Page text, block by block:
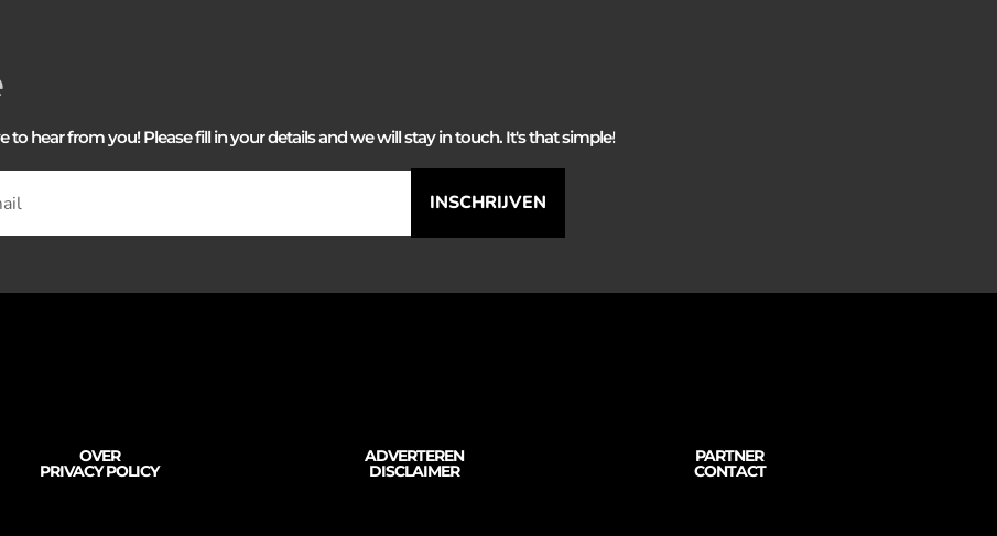
to hear from you! Please fill in your details and we will stay in touch. It's that simple!
INSCHRIJVEN
OVER
PRIVACY POLICY
ADVERTEREN
DISCLAIMER
PARTNER
CONTACT